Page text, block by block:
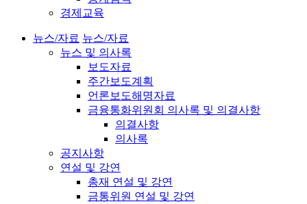
경제교육
뉴스/자료 뉴스/자료
뉴스 및 의사록
보도자료
주간보도계획
언론보도해명자료
금융통화위원회 의사록 및 의결사항
의결사항
의사록
공지사항
연설 및 강연
총재 연설 및 강연
금통위원 연설 및 강연